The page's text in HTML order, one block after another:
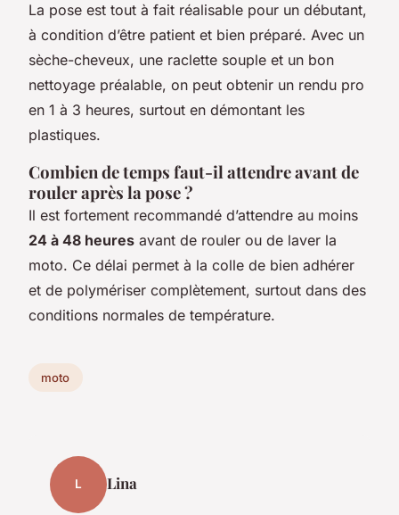
La pose est tout à fait réalisable pour un débutant,
à condition d’être patient et bien préparé. Avec un
sèche-cheveux, une raclette souple et un bon
nettoyage préalable, on peut obtenir un rendu pro
en 1 à 3 heures, surtout en démontant les
plastiques.
Combien de temps faut-il attendre avant de
rouler après la pose ?
Il est fortement recommandé d’attendre au moins
24 à 48 heures avant de rouler ou de laver la
moto. Ce délai permet à la colle de bien adhérer
et de polymériser complètement, surtout dans des
conditions normales de température.
moto
L Lina